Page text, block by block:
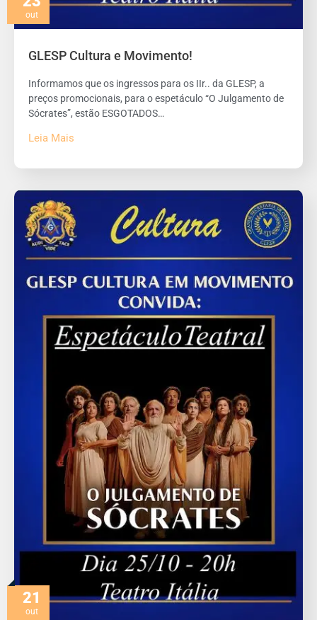
out
GLESP Cultura e Movimento!
Informamos que os ingressos para os IIr.. da GLESP, a
preços promocionais, para o espetáculo “O Julgamento de
Sócrates”, estão ESGOTADOS…
Leia Mais
21
out